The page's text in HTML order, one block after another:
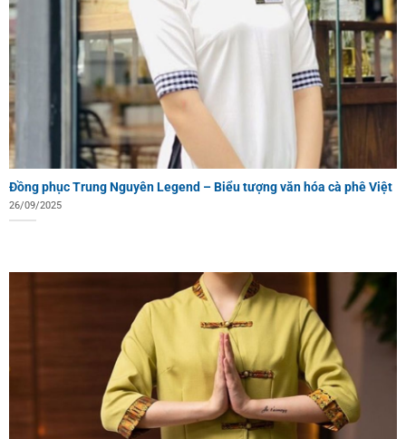
Đồng phục Trung Nguyên Legend – Biểu tượng văn hóa cà phê Việt
26/09/2025